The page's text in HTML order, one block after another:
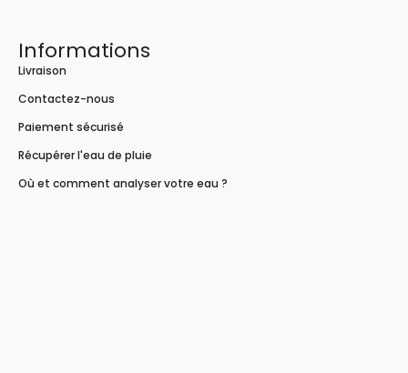
Informations
Livraison
Contactez-nous
Paiement sécurisé
Récupérer l'eau de pluie
Où et comment analyser votre eau ?